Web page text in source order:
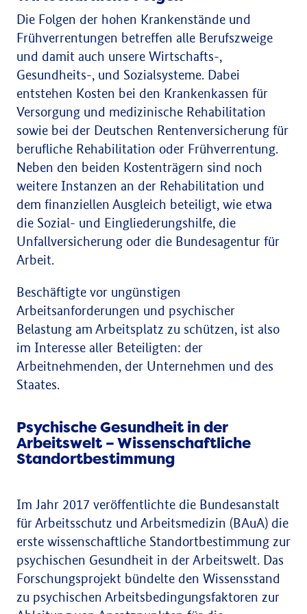
Die Folgen der hohen Krankenstände und
Frühverrentungen betreffen alle Berufszweige
und damit auch unsere Wirtschafts-,
Gesundheits-, und Sozialsysteme. Dabei
entstehen Kosten bei den Krankenkassen für
Versorgung und medizinische Rehabilitation
sowie bei der Deutschen Rentenversicherung für
berufliche Rehabilitation oder Frühverrentung.
Neben den beiden Kostenträgern sind noch
weitere Instanzen an der Rehabilitation und
dem finanziellen Ausgleich beteiligt, wie etwa
die Sozial- und Eingliederungshilfe, die
Unfallversicherung oder die Bundesagentur für
Arbeit.
Beschäftigte vor ungünstigen
Arbeitsanforderungen und psychischer
Belastung am Arbeitsplatz zu schützen, ist also
im Interesse aller Beteiligten: der
Arbeitnehmenden, der Unternehmen und des
Staates.
Psychische Gesundheit in der
Arbeitswelt – Wissenschaftliche
Standortbestimmung
Im Jahr 2017 veröffentlichte die Bundesanstalt
für Arbeitsschutz und Arbeitsmedizin (BAuA) die
erste wissenschaftliche Standortbestimmung zur
psychischen Gesundheit in der Arbeitswelt. Das
Forschungsprojekt bündelte den Wissensstand
zu psychischen Arbeitsbedingungsfaktoren zur